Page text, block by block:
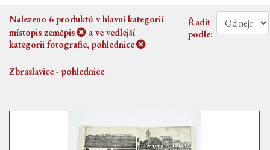
Nalezeno 6produktů v hlavní kategorii
místopis zeměpis
a ve vedlejší
kategoriifotografie, pohlednice
Řadit
podle:
Zbraslavice - pohlednice